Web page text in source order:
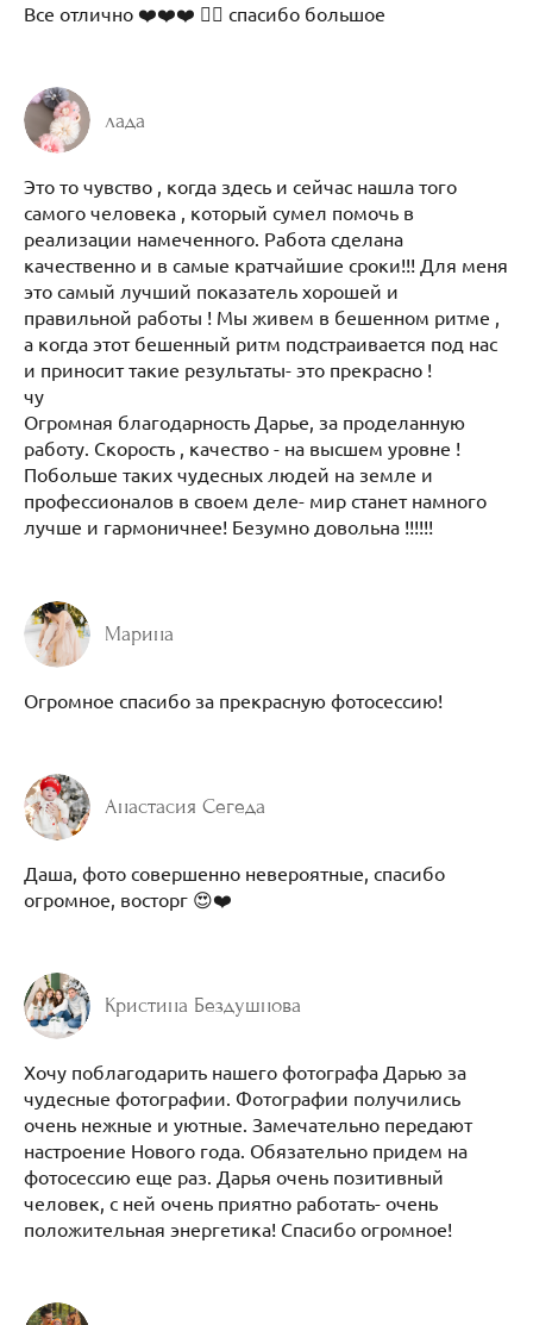
Все отлично ❤️❤️❤️ 👍🏻 спасибо большое
лада
Это то чувство , когда здесь и сейчас нашла того
самого человека , который сумел помочь в
реализации намеченного. Работа сделана
качественно и в самые кратчайшие сроки!!! Для меня
это самый лучший показатель хорошей и
правильной работы ! Мы живем в бешенном ритме ,
а когда этот бешенный ритм подстраивается под нас
и приносит такие результаты- это прекрасно !
чу
Огромная благодарность Дарье, за проделанную
работу. Скорость , качество - на высшем уровне !
Побольше таких чудесных людей на земле и
профессионалов в своем деле- мир станет намного
лучше и гармоничнее! Безумно довольна !!!!!!
Марина
Огромное спасибо за прекрасную фотосессию!
Анастасия Сегеда
Даша, фото совершенно невероятные, спасибо
огромное, восторг 😍❤️
Кристина Бездушнова
Хочу поблагодарить нашего фотографа Дарью за
чудесные фотографии. Фотографии получились
очень нежные и уютные. Замечательно передают
настроение Нового года. Обязательно придем на
фотосессию еще раз. Дарья очень позитивный
человек, с ней очень приятно работать- очень
положительная энергетика! Спасибо огромное!